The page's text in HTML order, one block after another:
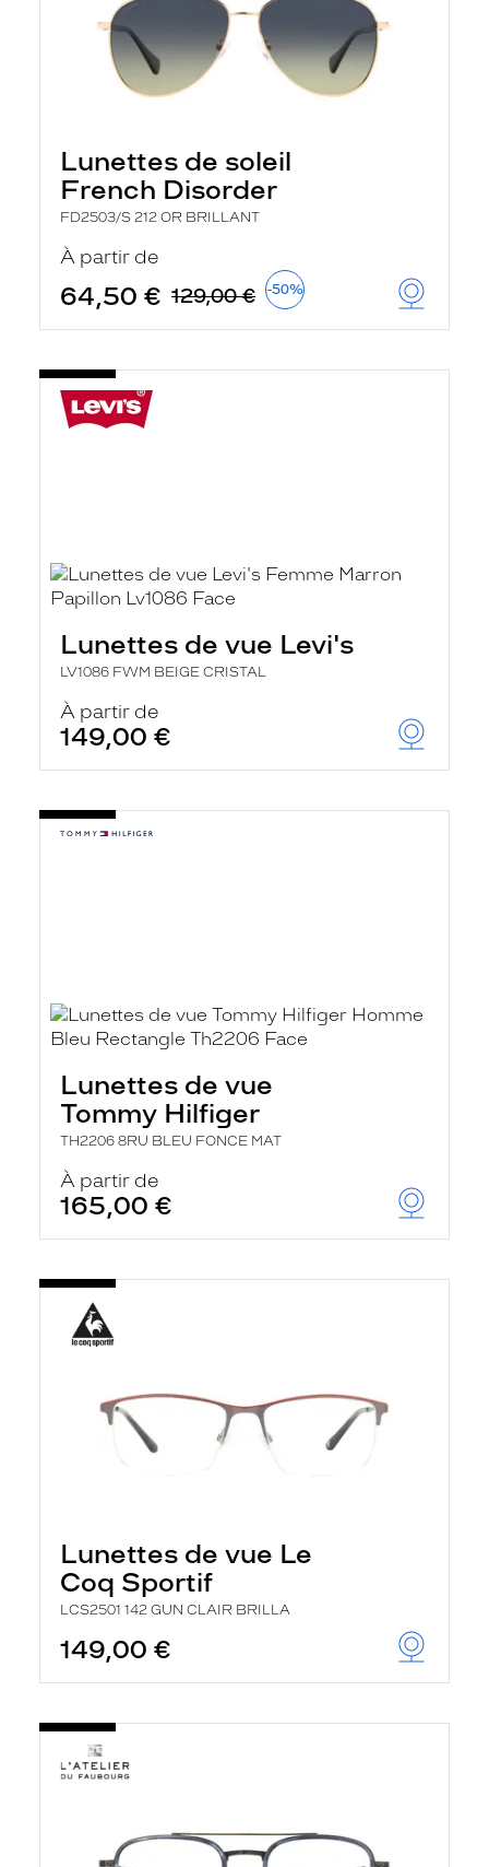
Lunettes de soleil
French Disorder
FD2503/S 212 OR BRILLANT
À partir de
64,50 € 129,00 € -50%
Lunettes de vue Levi's
LV1086 FWM BEIGE CRISTAL
À partir de
149,00 €
Lunettes de vue
Tommy Hilfiger
TH2206 8RU BLEU FONCE MAT
À partir de
165,00 €
Lunettes de vue Le
Coq Sportif
LCS2501 142 GUN CLAIR BRILLA
149,00 €